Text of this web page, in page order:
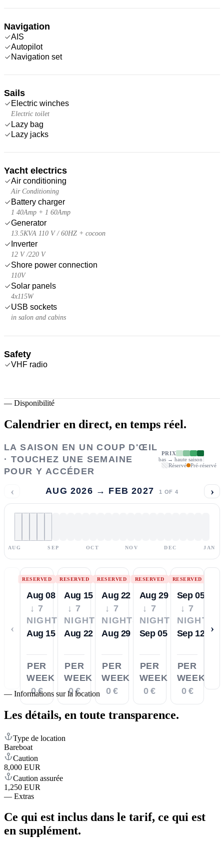
Navigation
AIS
Autopilot
Navigation set
Sails
Electric winches
Electric toilet
Lazy bag
Lazy jacks
Yacht electrics
Air conditioning
Air Conditioning
Battery charger
1 40Amp + 1 60Amp
Generator
13.5KVA 110 V / 60HZ + cocoon
Inverter
12 V /220 V
Shore power connection
110V
Solar panels
4x115W
USB sockets
in salon and cabins
Safety
VHF radio
— Disponibilité
Calendrier en direct, en temps réel.
LA SAISON EN UN COUP D'ŒIL
· TOUCHEZ UNE SEMAINE
POUR Y ACCÉDER
PRIX
bas → haute saison
Réservé
Pré-réservé
‹ AUG 2026 → FEB 2027 1 OF 4 ›
AUG SEP OCT NOV DEC JAN
‹
RESERVED
Aug 08
↓ 7
NIGHTS
Aug 15
PER
WEEK
0 €
RESERVED
Aug 15
↓ 7
NIGHTS
Aug 22
PER
WEEK
0 €
RESERVED
Aug 22
↓ 7
NIGHTS
Aug 29
PER
WEEK
0 €
RESERVED
Aug 29
↓ 7
NIGHTS
Sep 05
PER
WEEK
0 €
RESERVED
Sep 05
↓ 7
NIGHTS
Sep 12
PER
WEEK
0 €
›
— Informations sur la location
Les détails, en toute transparence.
Type de location
Bareboat
Caution
8,000 EUR
Caution assurée
1,250 EUR
— Extras
Ce qui est inclus dans le tarif, ce qui est
en supplément.